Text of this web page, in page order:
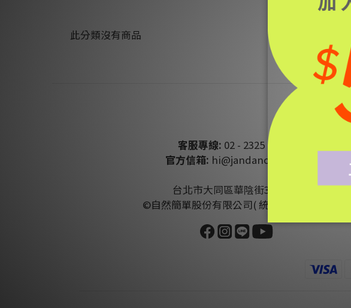
此分類沒有商品
客服專線: 02 - 2325 - 5178
官方信箱: hi@jandancare.com
台北市大同區華陰街33號5樓
©自然簡單股份有限公司( 統編:42990243 )